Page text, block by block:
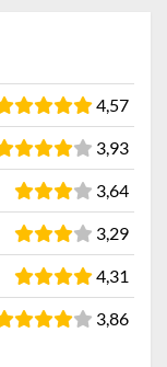
4,57
3,93
3,64
3,29
4,31
3,86